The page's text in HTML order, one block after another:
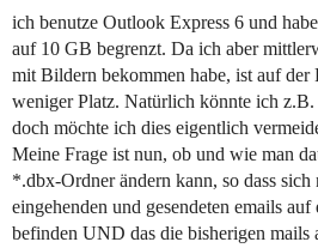
ich benutze Outlook Express 6 und
auf 10 GB begrenzt. Da ich aber
mit Bildern bekommen habe, ist auf der
weniger Platz. Natürlich könnte ich
doch möchte ich dies eigentlich
Meine Frage ist nun, ob und wie man
*.dbx-Ordner ändern kann, so dass
eingehenden und gesendeten emails
befinden UND das die bisherigen mails